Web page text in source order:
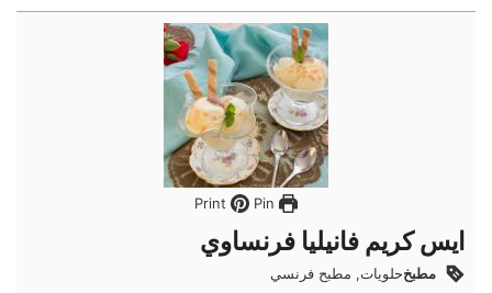
Pin
ايس كريم فانيليا فرنساوي
مطبخحلويات, مطبح فرنسي